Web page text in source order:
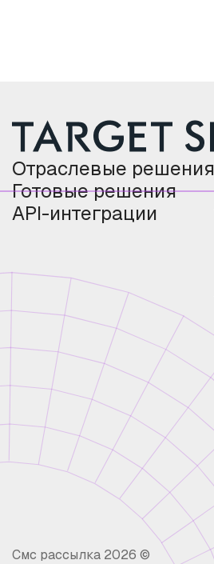
Отраслевые решения
Готовые решения
API-интеграции
Смс рассылка 2026 ©